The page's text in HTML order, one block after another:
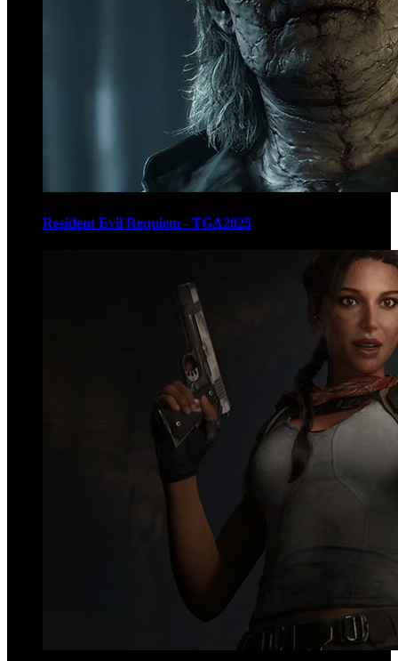
Resident Evil Requiem - TGA2025